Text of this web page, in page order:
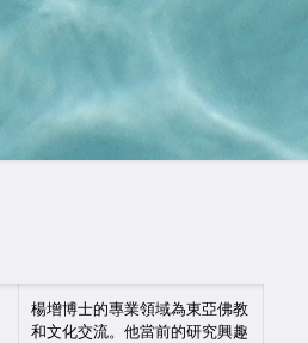
楊增博士的專業領域為東亞佛教
和文化交流。他當前的研究興趣